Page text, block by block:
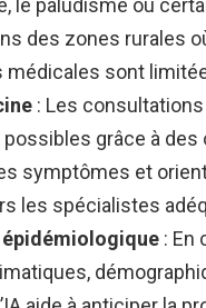
le paludisme ou
des zones rurales
médicales sont
: Les
grâce à des
symptômes et
les spécialistes
: En